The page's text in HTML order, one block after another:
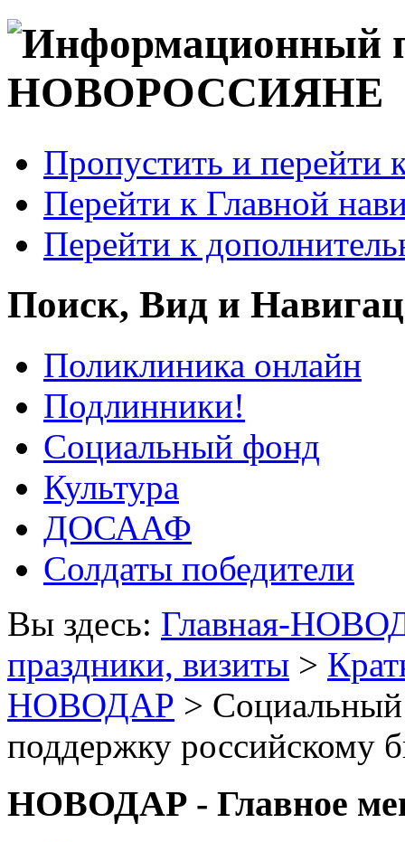
Пропустить и перейти
Перейти к Главной
Перейти к
Поиск, Вид и
Поликлиника онлайн
Подлинники!
Социальный фонд
Культура
ДОСААФ
Солдаты победители
Вы здесь: Главная-
праздники, визиты >
НОВОДАР >
поддержку российскому
НОВОДАР - Главное